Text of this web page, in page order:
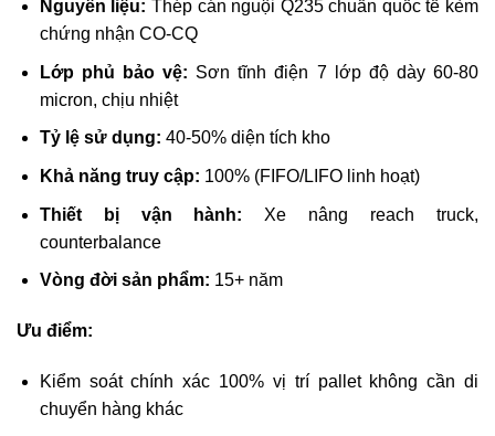
Nguyên liệu: Thép cán nguội Q235 chuẩn quốc tế kèm
chứng nhận CO-CQ
Lớp phủ bảo vệ: Sơn tĩnh điện 7 lớp độ dày 60-80
micron, chịu nhiệt
Tỷ lệ sử dụng: 40-50% diện tích kho
Khả năng truy cập: 100% (FIFO/LIFO linh hoạt)
Thiết bị vận hành: Xe nâng reach truck,
counterbalance
Vòng đời sản phẩm: 15+ năm
Ưu điểm:
Kiểm soát chính xác 100% vị trí pallet không cần di
chuyển hàng khác